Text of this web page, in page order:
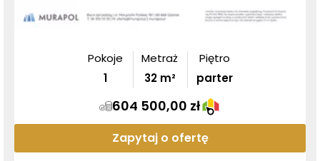
Pokoje
1
Metraż
32m²
Piętro
parter
604 500,00 zł
Zapytaj o ofertę